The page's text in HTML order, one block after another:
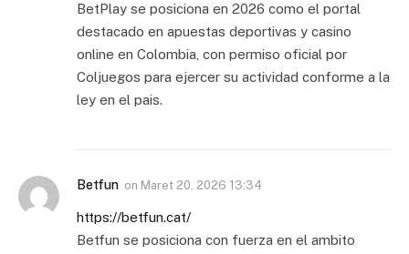
BetPlay se posiciona en 2026 como el portal
destacado en apuestas deportivas y casino
online en Colombia, con permiso oficial por
Coljuegos para ejercer su actividad conforme a la
ley en el pais.
Betfun on Maret 20, 2026 13:34
https://betfun.cat/
Betfun se posiciona con fuerza en el ambito